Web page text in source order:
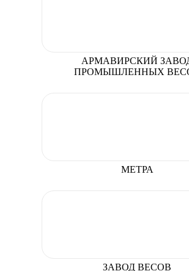
АРМАВИРСКИЙ
ПРОМЫШЛЕННЫХ
МЕТРА
ЗАВОД ВЕСОВ